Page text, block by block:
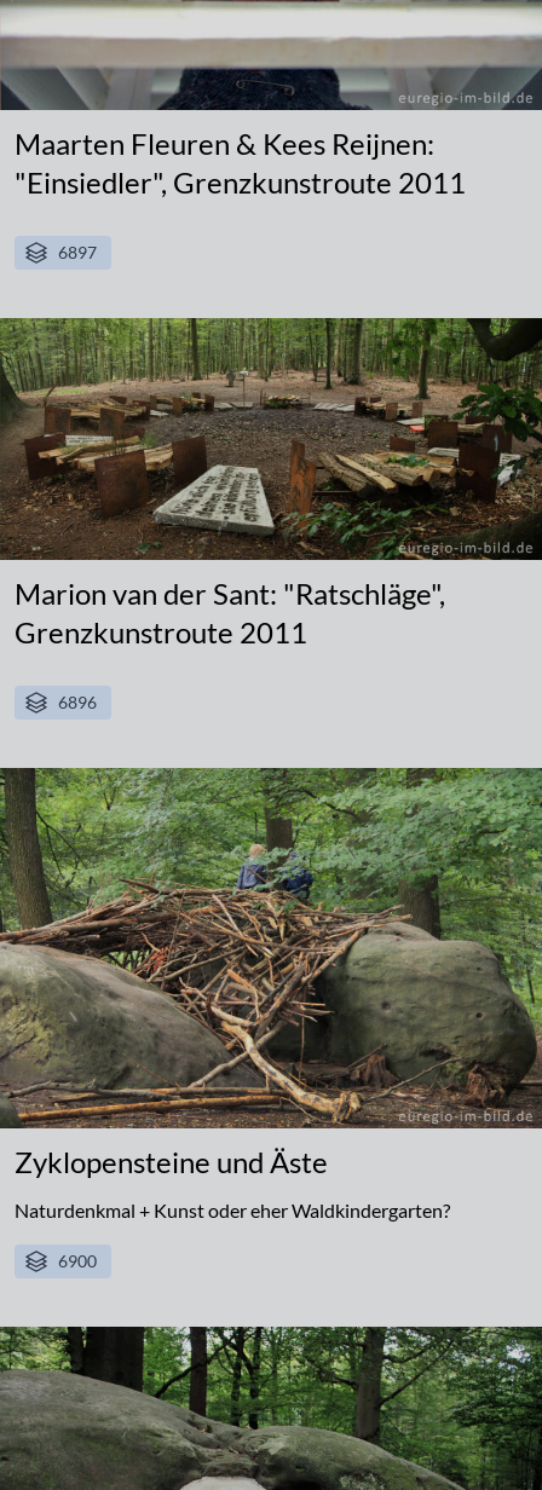
Maarten Fleuren & Kees Reijnen:
"Einsiedler", Grenzkunstroute 2011
6897
Marion van der Sant: "Ratschläge",
Grenzkunstroute 2011
6896
Zyklopensteine und Äste
Naturdenkmal + Kunst oder eher Waldkindergarten?
6900